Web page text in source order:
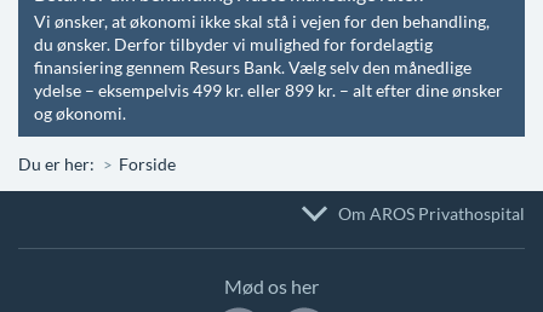
Vi ønsker, at økonomi ikke skal stå i vejen for den behandling,
du ønsker. Derfor tilbyder vi mulighed for fordelagtig
finansiering gennem Resurs Bank. Vælg selv den månedlige
ydelse – eksempelvis 499 kr. eller 899 kr. – alt efter dine ønsker
og økonomi.
Du er her: Forside
Om AROS Privathospital
Mød os her